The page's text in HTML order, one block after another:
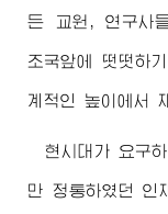
든 교원, 연구사
조국앞에 떳떳하
계적인 높이에서
현시대가 요구
만 정통하였던 인